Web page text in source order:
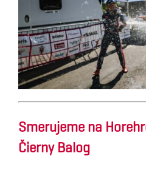
Smerujeme na
Čierny Balog